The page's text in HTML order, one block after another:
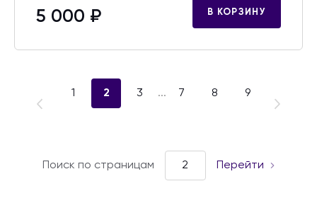
5 000 ₽ В КОРЗИНУ
1 2 3 ... 7 8 9
Поиск по страницам Перейти